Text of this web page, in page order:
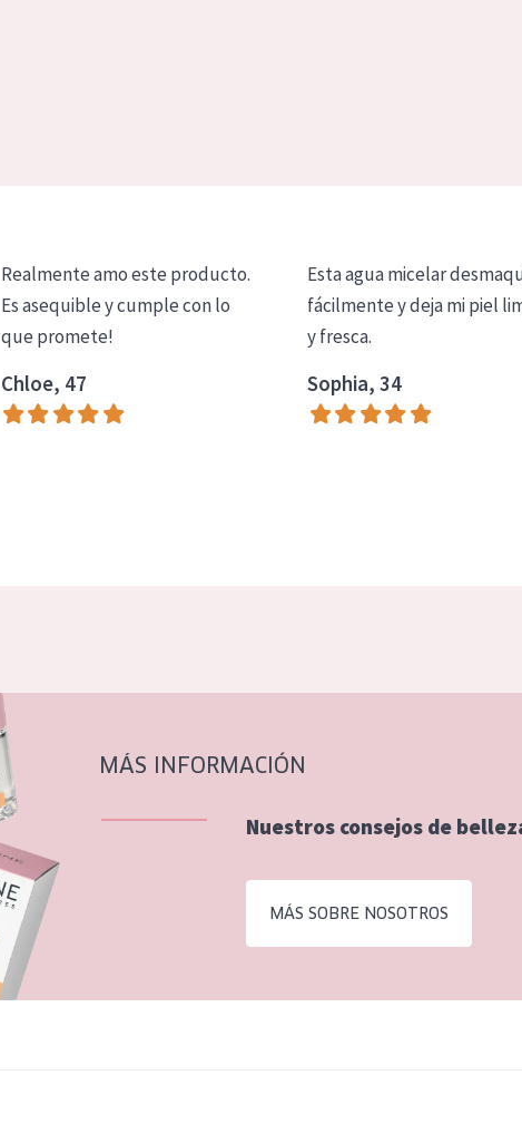
Realmente amo este producto.
Es asequible y cumple con lo
que promete!
Chloe, 47
Esta agua micelar
fácilmente y deja mi piel
y fresca.
Sophia, 34
MÁS INFORMACIÓN
Nuestros consejos de
MÁS SOBRE NOSOTROS